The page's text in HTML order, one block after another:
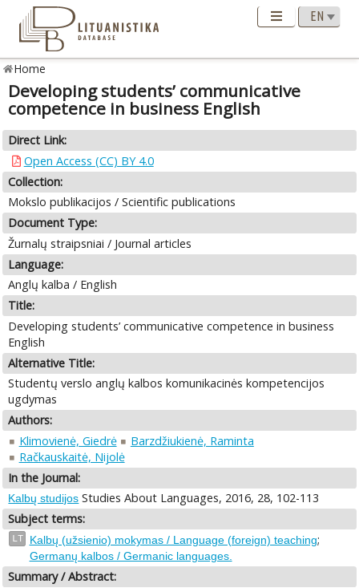
Home
Developing students’ communicative
competence in business English
Direct Link:
Open Access (CC) BY 4.0
Collection:
Mokslo publikacijos / Scientific publications
Document Type:
Žurnalų straipsniai / Journal articles
Language:
Anglų kalba / English
Title:
Developing students’ communicative competence in business
English
Alternative Title:
Studentų verslo anglų kalbos komunikacinės kompetencijos
ugdymas
Authors:
Klimovienė, Giedrė
Barzdžiukienė, Raminta
Račkauskaitė, Nijolė
In the Journal:
Kalbų studijos Studies About Languages, 2016, 28, 102-113
Subject terms:
LT Kalbų (užsienio) mokymas / Language (foreign) teaching;
Germanų kalbos / Germanic languages.
Summary / Abstract: